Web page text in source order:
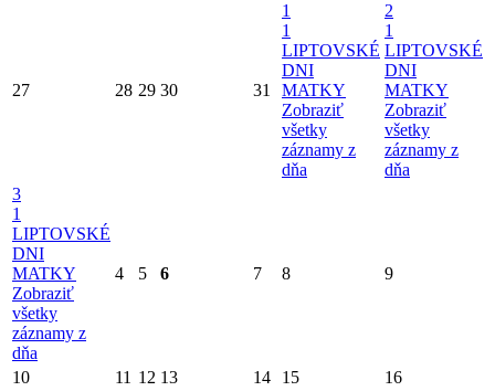
27 28 29 30 31
1
1
LIPTOVSKÉ
DNI
MATKY
Zobraziť
všetky
záznamy z
dňa
2
1
LIPTOVSKÉ
DNI
MATKY
Zobraziť
všetky
záznamy z
dňa
3
1
LIPTOVSKÉ
DNI
MATKY
Zobraziť
všetky
záznamy z
dňa
4 5 6 7 8 9
10 11 12 13 14 15 16